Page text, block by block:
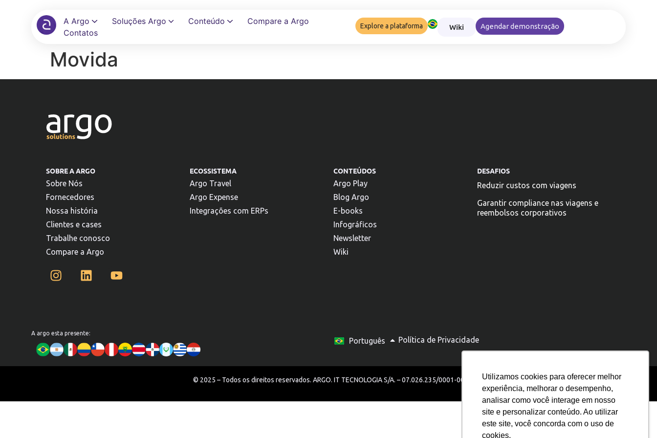
Utilizamos cookies para oferecer melhor
experiência, melhorar o desempenho,
analisar como você interage em nosso
site e personalizar conteúdo. Ao utilizar
este site, você concorda com o uso de
cookies.
A Argo Soluções Argo Conteúdo
Compare a Argo
Contatos
Explore a plataforma Wiki Agendar demonstração
Movida
SOBRE A ARGO
Sobre Nós
Fornecedores
Nossa história
Clientes e cases
Trabalhe conosco
Compare a Argo
ECOSSISTEMA
Argo Travel
Argo Expense
Integrações com ERPs
CONTEÚDOS
Argo Play
Blog Argo
E-books
Infográficos
Newsletter
Wiki
DESAFIOS
Reduzir custos com viagens
Garantir compliance nas viagens e
reembolsos corporativos
A argo esta presente:
Português
Español
Política de Privacidade
© 2025 – Todos os direitos reservados. ARGO. IT TECNOLOGIA S/A. – 07.026.235/0001-00